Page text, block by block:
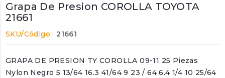
Grapa De Presion COROLLA TOYOTA
21661
SKU/Código : 21661
GRAPA DE PRESION TY COROLLA 09-11 25 Piezas
Nylon Negro 5 13/64 16.3 41/64 9 23 / 64 6.4 1/4 10 25/64